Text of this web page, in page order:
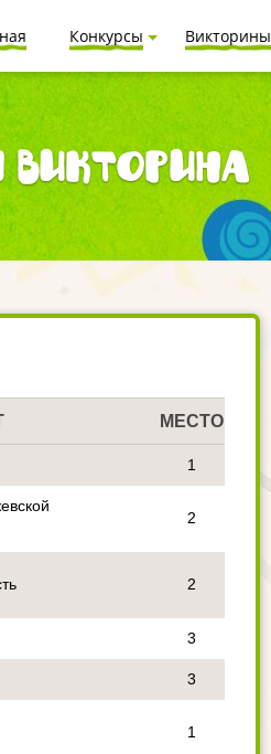
Конкурсы Викторины
викторина
МЕСТО
1
2
2
3
3
1